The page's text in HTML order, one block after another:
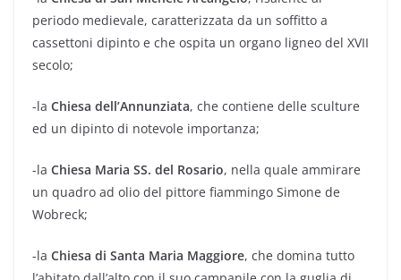
periodo medievale, caratterizzata da un soffitto a
cassettoni dipinto e che ospita un organo ligneo del XVII
secolo;
-la Chiesa dell’Annunziata, che contiene delle sculture
ed un dipinto di notevole importanza;
-la Chiesa Maria SS. del Rosario, nella quale ammirare
un quadro ad olio del pittore fiammingo Simone de
Wobreck;
-la Chiesa di Santa Maria Maggiore, che domina tutto